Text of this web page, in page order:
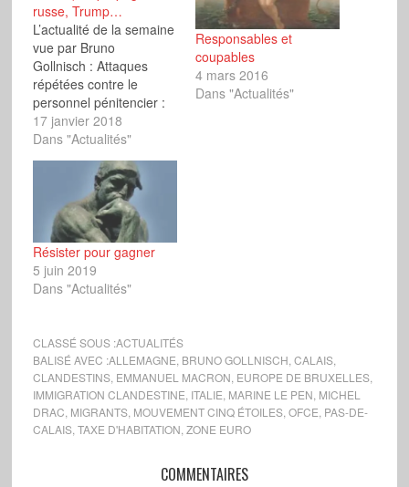
russe, Trump…
L’actualité de la semaine
vue par Bruno
Gollnisch : Attaques
répétées contre le
personnel pénitencier :
quelles solutions ?
Emmanuel Macron à
Calais : l’histoire ricoche
sur les « migrants »
Téléphonie mobile : vers
la fin des zones
blanches Lactalis : le
scandale est-il celui dont
on parle ? Dénatalité en
France : quel avenir
17 janvier 2018
Dans "Actualités"
Responsables et
coupables
4 mars 2016
Dans "Actualités"
Résister pour gagner
5 juin 2019
Dans "Actualités"
CLASSÉ SOUS :ACTUALITÉS
BALISÉ AVEC :ALLEMAGNE BRUNO GOLLNISCH CALAIS,
CLANDESTINS, EMMANUEL MACRON EUROPE DE BRUXELLES,
IMMIGRATION CLANDESTINE ITALIE MARINE LE PEN MICHEL
DRAC MIGRANTS, MOUVEMENT CINQ ÉTOILES, OFCE PAS-DE-
CALAIS, TAXE D'HABITATION ZONE EURO
COMMENTAIRES